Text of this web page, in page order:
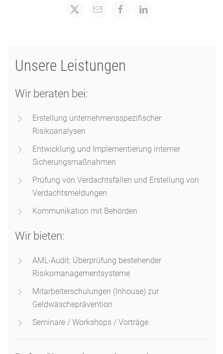
Unsere Leistungen
Wir beraten bei:
Erstellung unternehmensspezifischer
Risikoanalysen
Entwicklung und Implementierung interner
Sicherungsmaßnahmen
Prüfung von Verdachtsfällen und Erstellung von
Verdachtsmeldungen
Kommunikation mit Behörden
Wir bieten:
AML-Audit: Überprüfung bestehender
Risikomanagementsysteme
Mitarbeiterschulungen (Inhouse) zur
Geldwäscheprävention
Seminare / Workshops / Vorträge